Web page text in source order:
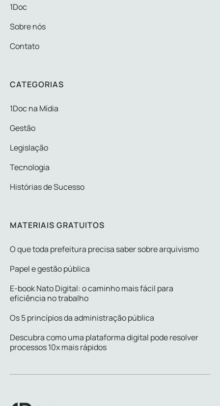
1Doc
Sobre nós
Contato
CATEGORIAS
1Doc na Mídia
Gestão
Legislação
Tecnologia
Histórias de Sucesso
MATERIAIS GRATUITOS
O que toda prefeitura precisa saber sobre arquivismo
Papel e gestão pública
E-book Nato Digital: o caminho mais fácil para
eficiência no trabalho
Os 5 princípios da administração pública
Descubra como uma plataforma digital pode resolver
processos 10x mais rápidos